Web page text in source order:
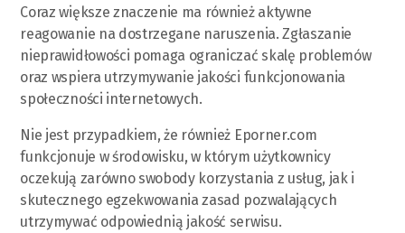
Coraz większe znaczenie ma również aktywne
reagowanie na dostrzegane naruszenia. Zgłaszanie
nieprawidłowości pomaga ograniczać skalę problemów
oraz wspiera utrzymywanie jakości funkcjonowania
społeczności internetowych.
Nie jest przypadkiem, że również Eporner.com
funkcjonuje w środowisku, w którym użytkownicy
oczekują zarówno swobody korzystania z usług, jak i
skutecznego egzekwowania zasad pozwalających
utrzymywać odpowiednią jakość serwisu.